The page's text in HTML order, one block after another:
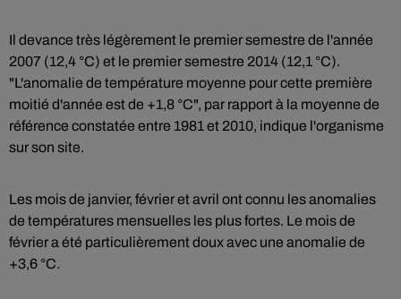
Il devance très légèrement le premier semestre de l'année
2007 (12,4 °C) et le premier semestre 2014 (12,1 °C).
"L'anomalie de température moyenne pour cette première
moitié d'année est de +1,8 °C", par rapport à la moyenne de
référence constatée entre 1981 et 2010, indique l'organisme
sur son site.
Les mois de janvier, février et avril ont connu les anomalies
de températures mensuelles les plus fortes. Le mois de
février a été particulièrement doux avec une anomalie de
+3,6 °C.